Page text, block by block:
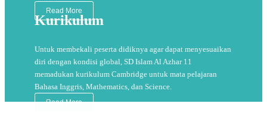
Read More
Kurikulum
Untuk membekali peserta didiknya agar dapat menyesuaikan
diri dengan kondisi global, SD Islam Al Azhar 11
memadukan kurikulum Cambridge untuk mata pelajaran
Bahasa Inggris, Mathematics, dan Science.
Read More